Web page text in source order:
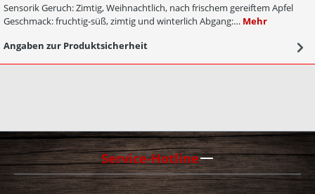
Sensorik Geruch: Zimtig, Weihnachtlich, nach frischem gereiftem Apfel
Geschmack: fruchtig-süß, zimtig und winterlich Abgang:… Mehr
Angaben zur Produktsicherheit
Service-Hotline